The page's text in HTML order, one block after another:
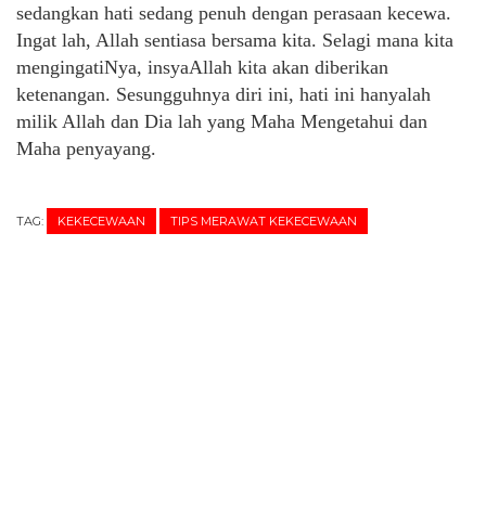
sedangkan hati sedang penuh dengan perasaan kecewa.
Ingat lah, Allah sentiasa bersama kita. Selagi mana kita
mengingatiNya, insyaAllah kita akan diberikan
ketenangan. Sesungguhnya diri ini, hati ini hanyalah
milik Allah dan Dia lah yang Maha Mengetahui dan
Maha penyayang.
TAG: KEKECEWAAN TIPS MERAWAT KEKECEWAAN